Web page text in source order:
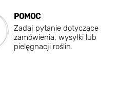
POMOC
Zadaj pytanie dotyczące
zamówienia, wysyłki lub
pielęgnacji roślin.